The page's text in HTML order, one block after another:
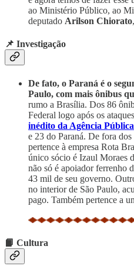
ao Ministério Público, ao
deputado Arilson Chiorato
📌 Investigação
De fato, o Paraná é o
Paulo, com mais ônibus
rumo a Brasília. Dos 86
Federal logo após os
inédito da Agência Pública
e 23 do Paraná. De fora
pertence à empresa Rota
único sócio é Izaul Moraes
não só é apoiador ferrenho
43 mil de seu governo.
no interior de São Paulo,
pago. Também pertence a
📙 Cultura